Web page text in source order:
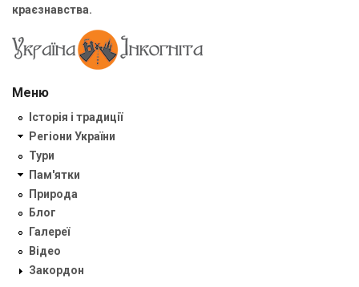
краєзнавства.
Меню
Історія і традиції
Регіони України
Тури
Пам'ятки
Природа
Блог
Галереї
Відео
Закордон